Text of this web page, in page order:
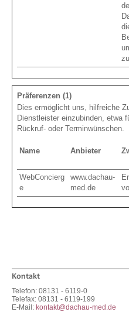
Präferenzen (1)
Dies ermöglicht uns, hilfreiche
Dienstleister einzubinden, etwa
Rückruf- oder Terminwünschen.
Name Anbieter
WebConcierg
e
www.dachau-
med.de
Kontakt
Telefon: 08131 - 6119-0
Telefax: 08131 - 6119-199
E-Mail: kontakt@dachau-med.de